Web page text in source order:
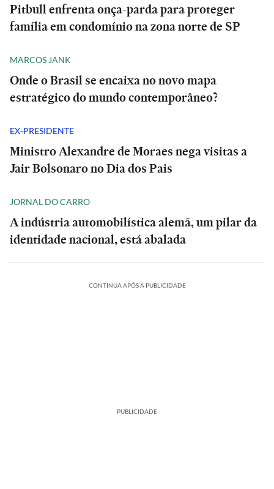
Pitbull enfrenta onça-parda para proteger
família em condomínio na zona norte de SP
MARCOS JANK
Onde o Brasil se encaixa no novo mapa
estratégico do mundo contemporâneo?
EX-PRESIDENTE
Ministro Alexandre de Moraes nega visitas a
Jair Bolsonaro no Dia dos Pais
JORNAL DO CARRO
A indústria automobilística alemã, um pilar da
identidade nacional, está abalada
CONTINUA APÓS A PUBLICIDADE
PUBLICIDADE